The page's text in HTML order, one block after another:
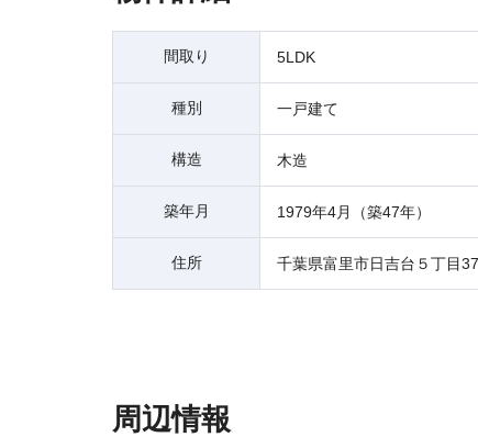
間取り 5LDK
種別 一戸建て
構造 木造
築年月 1979年4月（築47年）
住所 千葉県富里市日吉台５丁目
周辺情報